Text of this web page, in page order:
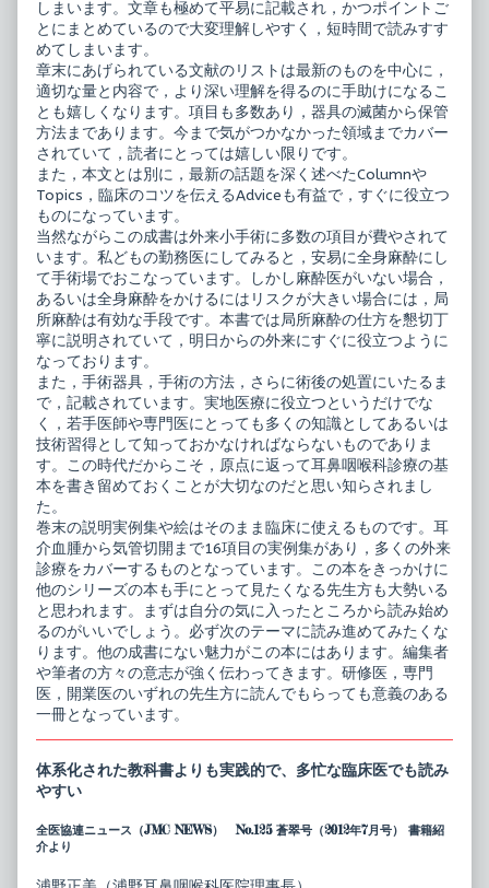
しまいます。文章も極めて平易に記載され，かつポイントご
とにまとめているので大変理解しやすく，短時間で読みすす
めてしまいます。
章末にあげられている文献のリストは最新のものを中心に，
適切な量と内容で，より深い理解を得るのに手助けになるこ
とも嬉しくなります。項目も多数あり，器具の滅菌から保管
方法まであります。今まで気がつかなかった領域までカバー
されていて，読者にとっては嬉しい限りです。
また，本文とは別に，最新の話題を深く述べたColumnや
Topics，臨床のコツを伝えるAdviceも有益で，すぐに役立つ
ものになっています。
当然ながらこの成書は外来小手術に多数の項目が費やされて
います。私どもの勤務医にしてみると，安易に全身麻酔にし
て手術場でおこなっています。しかし麻酔医がいない場合，
あるいは全身麻酔をかけるにはリスクが大きい場合には，局
所麻酔は有効な手段です。本書では局所麻酔の仕方を懇切丁
寧に説明されていて，明日からの外来にすぐに役立つように
なっております。
また，手術器具，手術の方法，さらに術後の処置にいたるま
で，記載されています。実地医療に役立つというだけでな
く，若手医師や専門医にとっても多くの知識としてあるいは
技術習得として知っておかなければならないものでありま
す。この時代だからこそ，原点に返って耳鼻咽喉科診療の基
本を書き留めておくことが大切なのだと思い知らされまし
た。
巻末の説明実例集や絵はそのまま臨床に使えるものです。耳
介血腫から気管切開まで16項目の実例集があり，多くの外来
診療をカバーするものとなっています。この本をきっかけに
他のシリーズの本も手にとって見たくなる先生方も大勢いる
と思われます。まずは自分の気に入ったところから読み始め
るのがいいでしょう。必ず次のテーマに読み進めてみたくな
ります。他の成書にない魅力がこの本にはあります。編集者
や筆者の方々の意志が強く伝わってきます。研修医，専門
医，開業医のいずれの先生方に読んでもらっても意義のある
一冊となっています。
体系化された教科書よりも実践的で、多忙な臨床医でも読み
やすい
全医協連ニュース（JMC NEWS） No.125 蒼翠号（2012年7月号） 書籍紹
介より